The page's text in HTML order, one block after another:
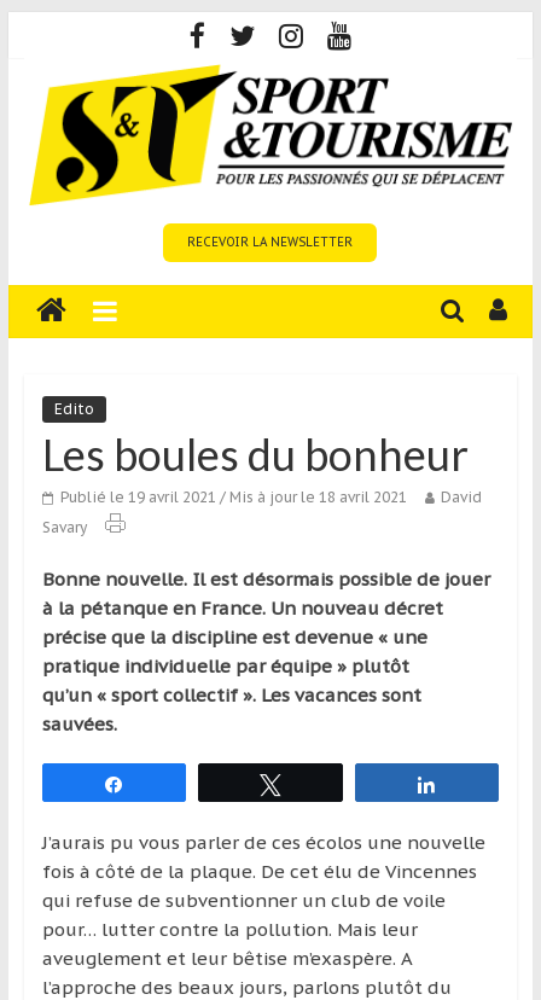
content
Tourisme
est
média
sur
tourisme
sportif
s’adresse
aux
voyageurs
ponctuels
ou
réguliers,
pratiquants,
passionnés
simples
spectateurs
de
sport,
qui
RECEVOIR LA NEWSLETTER
Edito
Les boules du bonheur
Publié le 19 avril 2021 / Mis à jour le 18 avril 2021
David
Savary
Bonne nouvelle. Il est désormais possible de jouer
à la pétanque en France. Un nouveau décret
précise que la discipline est devenue « une
pratique individuelle par équipe » plutôt
qu’un « sport collectif ». Les vacances sont
sauvées.
J’aurais pu vous parler de ces écolos une nouvelle
fois à côté de la plaque. De cet élu de Vincennes
qui refuse de subventionner un club de voile
pour… lutter contre la pollution. Mais leur
aveuglement et leur bêtise m’exaspère. A
l’approche des beaux jours, parlons plutôt du